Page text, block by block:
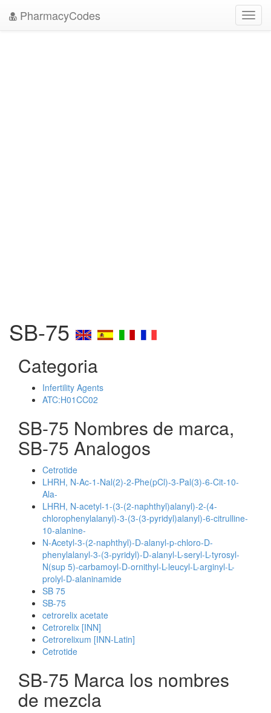
PharmacyCodes
SB-75
Categoria
Infertility Agents
ATC:H01CC02
SB-75 Nombres de marca,
SB-75 Analogos
Cetrotide
LHRH, N-Ac-1-Nal(2)-2-Phe(pCl)-3-Pal(3)-6-Cit-10-
Ala-
LHRH, N-acetyl-1-(3-(2-naphthyl)alanyl)-2-(4-
chlorophenylalanyl)-3-(3-(3-pyridyl)alanyl)-6-citrulline-
10-alanine-
N-Acetyl-3-(2-naphthyl)-D-alanyl-p-chloro-D-
phenylalanyl-3-(3-pyridyl)-D-alanyl-L-seryl-L-tyrosyl-
N(sup 5)-carbamoyl-D-ornithyl-L-leucyl-L-arginyl-L-
prolyl-D-alaninamide
SB 75
SB-75
cetrorelix acetate
Cetrorelix [INN]
Cetrorelixum [INN-Latin]
Cetrotide
SB-75 Marca los nombres
de mezcla